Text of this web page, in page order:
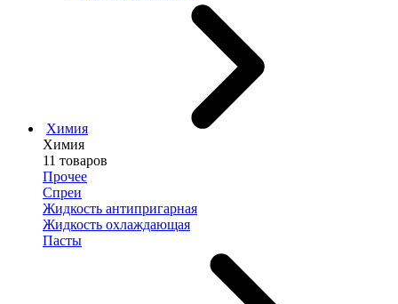
Химия
Химия
11 товаров
Прочее
Спреи
Жидкость антипригарная
Жидкость охлаждающая
Пасты